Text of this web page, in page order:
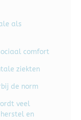
als
comfort
ziekten
de norm
veel
en